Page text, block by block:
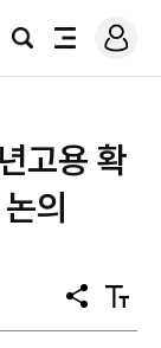
검
전
로
그
고용 확
의
공
유
텍
스